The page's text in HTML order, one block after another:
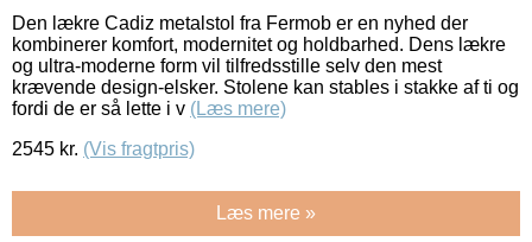
Den lækre Cadiz metalstol fra Fermob er en nyhed der
kombinerer komfort, modernitet og holdbarhed. Dens lækre
og ultra-moderne form vil tilfredsstille selv den mest
krævende design-elsker. Stolene kan stables i stakke af ti og
fordi de er så lette i v (Læs mere)
2545 kr. (Vis fragtpris)
Læs mere »